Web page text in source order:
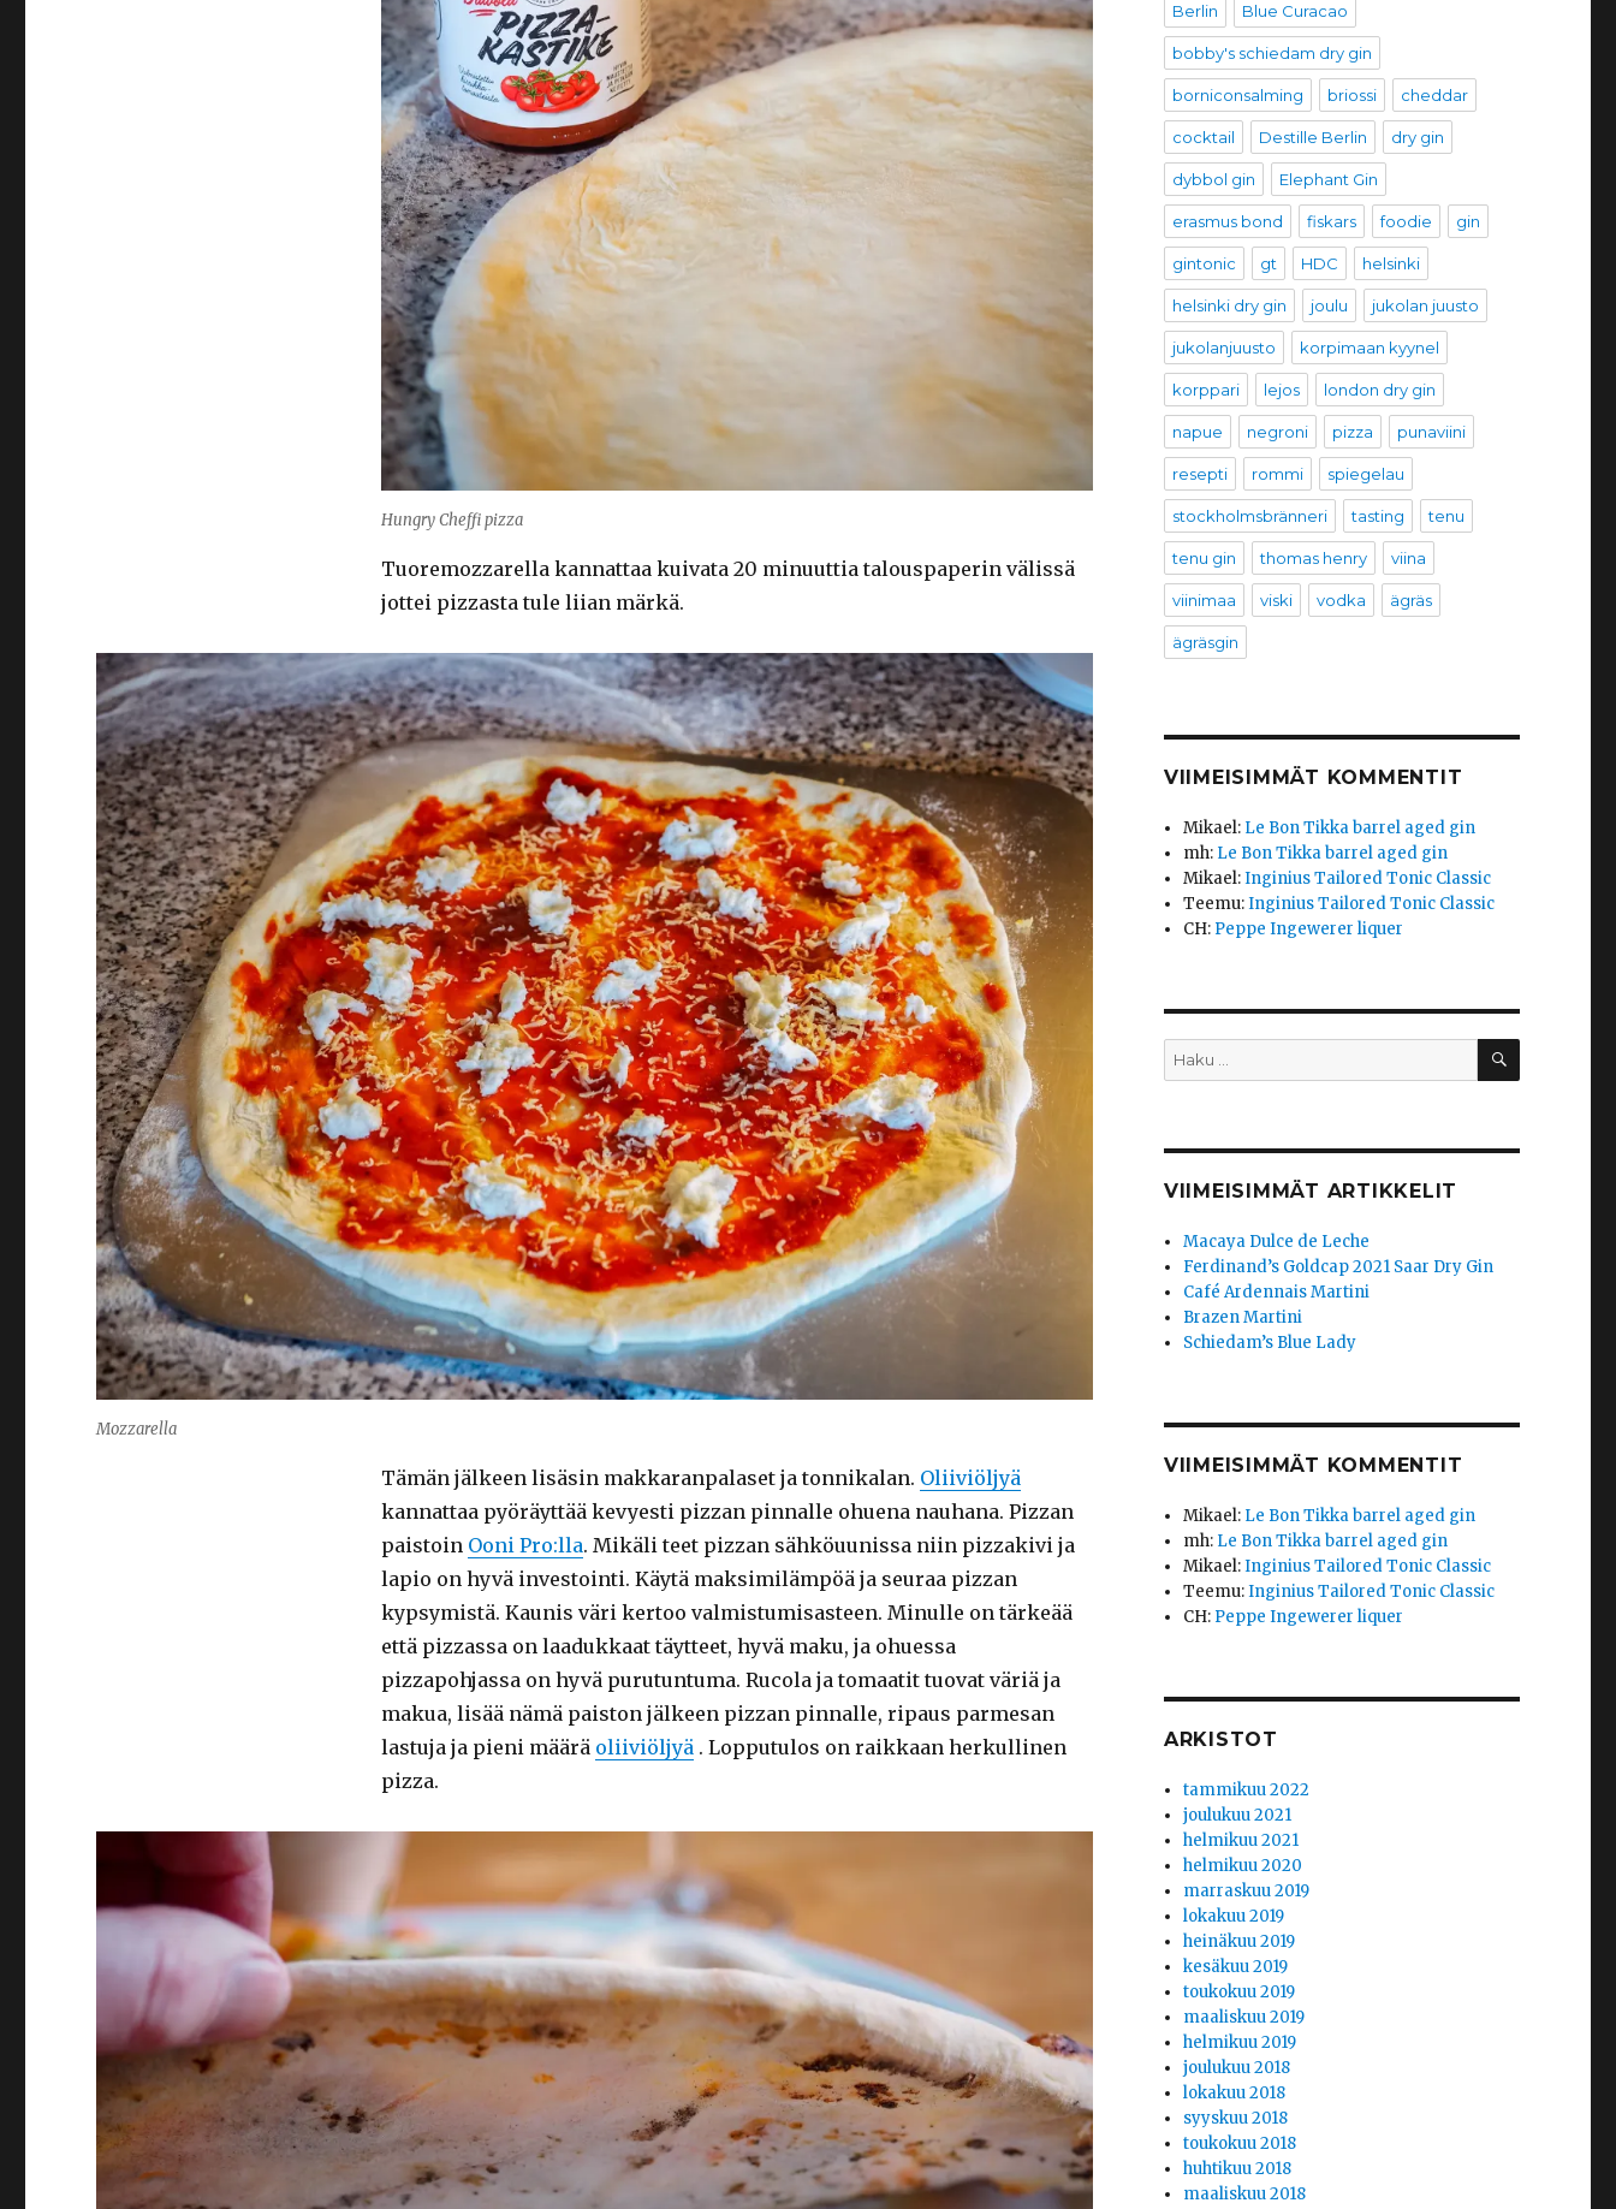
Hungry Cheffi pizza
Tuoremozzarella kannattaa kuivata 20 minuuttia talouspaperin välissä
jottei pizzasta tule liian märkä.
Mozzarella
Tämän jälkeen lisäsin makkaranpalaset ja tonnikalan. Oliiviöljyä
kannattaa pyöräyttää kevyesti pizzan pinnalle ohuena nauhana. Pizzan
paistoin Ooni Pro:lla. Mikäli teet pizzan sähköuunissa niin pizzakivi ja
lapio on hyvä investointi. Käytä maksimilämpöä ja seuraa pizzan
kypsymistä. Kaunis väri kertoo valmistumisasteen. Minulle on tärkeää
että pizzassa on laadukkaat täytteet, hyvä maku, ja ohuessa
pizzapohjassa on hyvä purutuntuma. Rucola ja tomaatit tuovat väriä ja
makua, lisää nämä paiston jälkeen pizzan pinnalle, ripaus parmesan
lastuja ja pieni määrä oliiviöljyä . Lopputulos on raikkaan herkullinen
pizza.
Berlin Blue Curacao
bobby's schiedam dry gin
borniconsalming briossi cheddar
cocktail Destille Berlin dry gin
dybbol gin Elephant Gin
erasmus bond fiskars foodie gin
gintonic gt HDC helsinki
helsinki dry gin joulu jukolan juusto
jukolanjuusto korpimaan kyynel
korppari lejos london dry gin
napue negroni pizza punaviini
resepti rommi spiegelau
stockholmsbränneri tasting tenu
tenu gin thomas henry viina
viinimaa viski vodka ägräs
ägräsgin
VIIMEISIMMÄT KOMMENTIT
Mikael: Le Bon Tikka barrel aged gin
mh: Le Bon Tikka barrel aged gin
Mikael:Inginius Tailored Tonic Classic
Teemu:Inginius Tailored Tonic Classic
CH: Peppe Ingewerer liquer
Etsi: HAKU
VIIMEISIMMÄT ARTIKKELIT
Macaya Dulce de Leche
Ferdinand’s Goldcap 2021 Saar Dry Gin
Café Ardennais Martini
Brazen Martini
Schiedam’s Blue Lady
VIIMEISIMMÄT KOMMENTIT
Mikael: Le Bon Tikka barrel aged gin
mh: Le Bon Tikka barrel aged gin
Mikael:Inginius Tailored Tonic Classic
Teemu:Inginius Tailored Tonic Classic
CH: Peppe Ingewerer liquer
ARKISTOT
tammikuu 2022
joulukuu 2021
helmikuu 2021
helmikuu 2020
marraskuu 2019
lokakuu 2019
heinäkuu 2019
kesäkuu 2019
toukokuu 2019
maaliskuu 2019
helmikuu 2019
joulukuu 2018
lokakuu 2018
syyskuu 2018
toukokuu 2018
huhtikuu 2018
maaliskuu 2018